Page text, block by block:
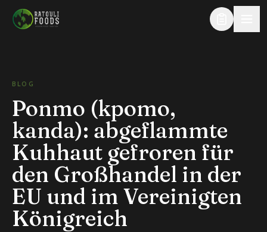
Zum Inhalt springen
BLOG
Ponmo (kpomo,
kanda): abgeflammte
Kuhhaut gefroren für
den Großhandel in der
EU und im Vereinigten
Königreich